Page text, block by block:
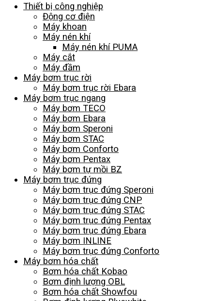
Thiết bị công nghiệp
Động cơ điện
Máy khoan
Máy nén khí
Máy nén khí PUMA
Máy cắt
Máy đầm
Máy bơm trục rời
Máy bơm trục rời Ebara
Máy bơm trục ngang
Máy bơm TECO
Máy bơm Ebara
Máy bơm Speroni
Máy bơm STAC
Máy bơm Conforto
Máy bơm Pentax
Máy bơm tự mồi BZ
Máy bơm trục đứng
Máy bơm trục đứng Speroni
Máy bơm trục đứng CNP
Máy bơm trục đứng STAC
Máy bơm trục đứng Pentax
Máy bơm trục đứng Ebara
Máy bơm INLINE
Máy bơm trục đứng Conforto
Máy bơm hóa chất
Bơm hóa chất Kobao
Bơm định lượng OBL
Bơm hóa chất Showfou